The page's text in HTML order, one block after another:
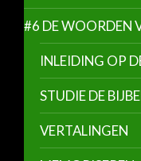
#6 DE WOORDEN
INLEIDING OP
STUDIE DE
VERTALINGEN